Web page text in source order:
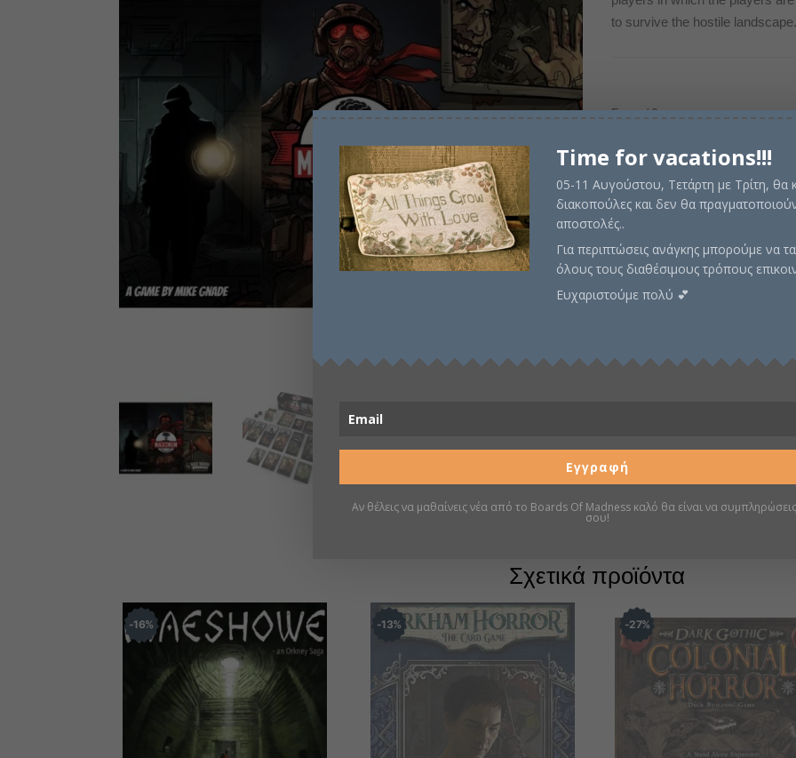
was:
τιμή
to survive the hostile landscape.
Σε απόθεμα
Προσθήκη στο καλάθι
Κωδικός προϊόντος:RMA213
Κάρτες,Περιπέτειας
Σελίδα boardgamegeek
Σχετικά προϊόντα
16% 13% 27%
Time for vacations!!!
05-11 Αυγούστου, Τετάρτη με Τρίτη, θα
διακοπούλες και δεν θα
αποστολές..
Για περιπτώσεις ανάγκης μπορούμε να
όλους τους διαθέσιμους τρόπους
Ευχαριστούμε πολύ 💕
Εγγραφή
Αν θέλεις να μαθαίνεις νέα από το Boards Of Madness καλό θα είναι να
σου!